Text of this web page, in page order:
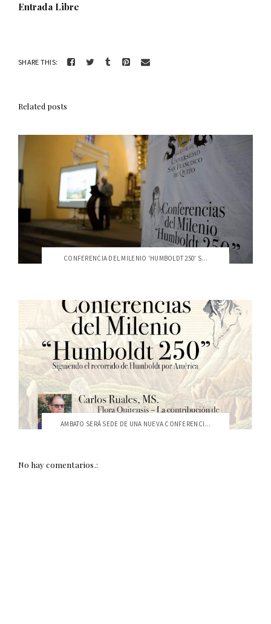
Entrada Libre
SHARE THIS:
Related posts
CONFERENCIA DEL MILENIO 'HUMBOLDT 250' S...
AMBATO SERÁ SEDE DE UNA NUEVA CONFERENCI...
No hay comentarios.: